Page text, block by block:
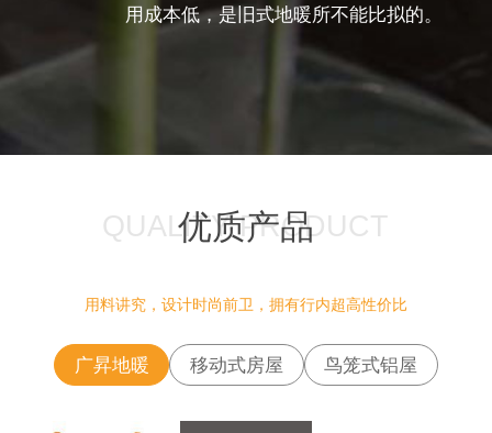
用成本低，是旧式地暖所不能比拟的。
优质产品
QUALITY PRODUCT
用料讲究，设计时尚前卫，拥有行内超高性价比
广昇地暖 移动式房屋 鸟笼式铝屋